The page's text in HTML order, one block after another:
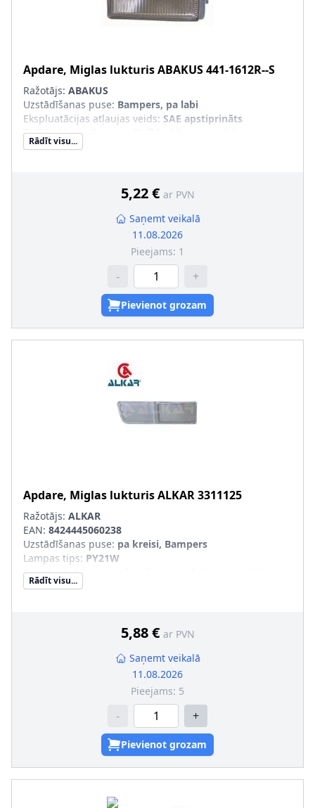
Apdare, Miglas lukturisABAKUS441-1612R--S
Ražotājs: ABAKUS
Uzstādīšanas puse: Bampers, pa labi
Ekspluatācijas atļaujas veids: SAE apstiprināts
Tr. līdzekļa aprīkojums
lukturiem
Mirgojošais signāllukturis
Rādīt visu...
5,22 € ar PVN
Saņemt veikalā
11.08.2026
Pieejams: 1
- +
Pievienot grozam
Apdare, Miglas lukturisALKAR3311125
Ražotājs: ALKAR
EAN: 8424445060238
Uzstādīšanas puse: pa kreisi, Bampers
Lampas tips: PY21W
Kreisās-/Labās puses kustībai paredzēts automobilis
Kreisāspuses stūres vadībai
balts
Rādīt visu...
5,88 € ar PVN
Saņemt veikalā
11.08.2026
Pieejams: 5
- +
Pievienot grozam